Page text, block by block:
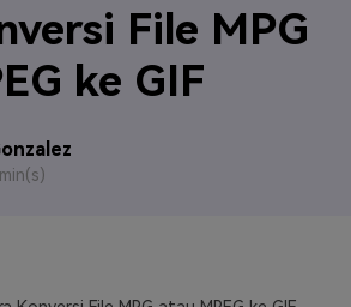
AI
AI
File MPG
ke GIF